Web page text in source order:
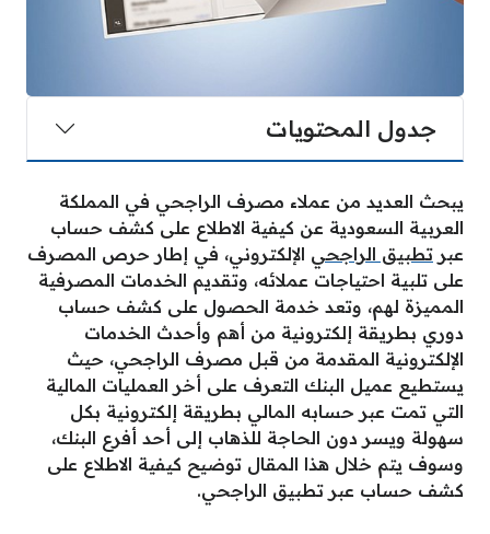
جدول المحتويات
يبحث العديد من عملاء مصرف الراجحي في المملكة
العربية السعودية عن كيفية الاطلاع على كشف حساب
عبر تطبيق الراجحي الإلكتروني، في إطار حرص المصرف
على تلبية احتياجات عملائه، وتقديم الخدمات المصرفية
المميزة لهم، وتعد خدمة الحصول على كشف حساب
دوري بطريقة إلكترونية من أهم وأحدث الخدمات
الإلكترونية المقدمة من قبل مصرف الراجحي، حيث
يستطيع عميل البنك التعرف على أخر العمليات المالية
التي تمت عبر حسابه المالي بطريقة إلكترونية بكل
سهولة ويسر دون الحاجة للذهاب إلى أحد أفرع البنك،
وسوف يتم خلال هذا المقال توضيح كيفية الاطلاع على
كشف حساب عبر تطبيق الراجحي.